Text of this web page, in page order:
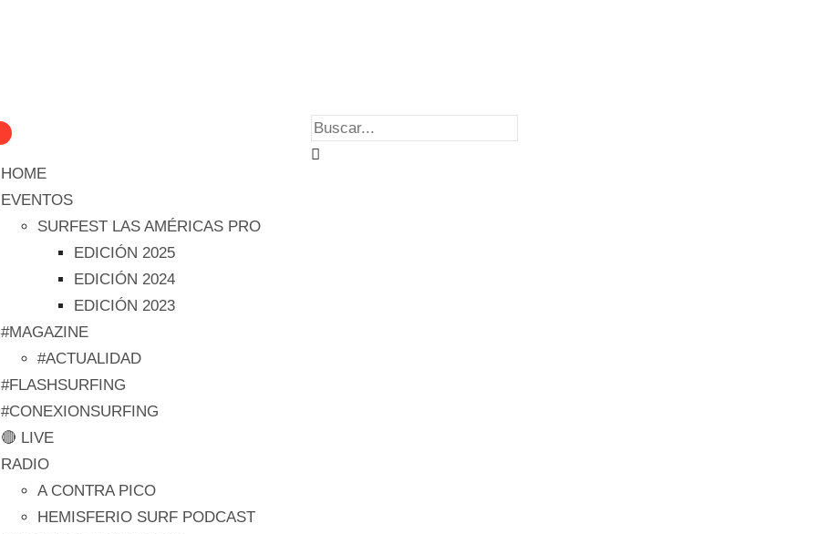
HOME
EVENTOS
SURFEST LAS AMÉRICAS PRO
EDICIÓN 2025
EDICIÓN 2024
EDICIÓN 2023
#MAGAZINE
#ACTUALIDAD
#FLASHSURFING
#CONEXIONSURFING
🔴 LIVE
RADIO
A CONTRA PICO
HEMISFERIO SURF PODCAST